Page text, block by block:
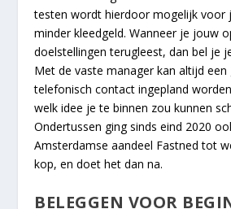
testen wordt hierdoor mogelijk
minder kleedgeld. Wanneer je jouw
doelstellingen terugleest, dan bel je
Met de vaste manager kan altijd
telefonisch contact ingepland
welk idee je te binnen zou kunnen
Ondertussen ging sinds eind 2020
Amsterdamse aandeel Fastned tot
kop, en doet het dan na.
BELEGGEN VOOR